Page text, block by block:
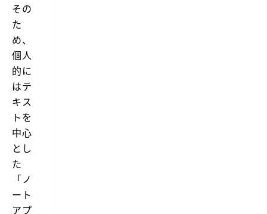
その
た
め、
個人
的に
はテ
キス
トを
中心
とし
た
「ノ
ート
アプ